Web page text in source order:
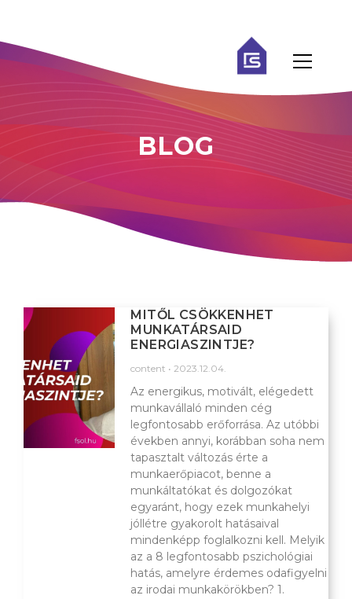
BLOG
MITŐL CSÖKKENHET
MUNKATÁRSAID
ENERGIASZINTJE?
content 2023.12.04.
Az energikus, motivált, elégedett
munkavállaló minden cég
legfontosabb erőforrása. Az utóbbi
években annyi, korábban soha nem
tapasztalt változás érte a
munkaerőpiacot, benne a
munkáltatókat és dolgozókat
egyaránt, hogy ezek munkahelyi
jóllétre gyakorolt hatásaival
mindenképp foglalkozni kell. Melyik
az a 8 legfontosabb pszichológiai
hatás, amelyre érdemes odafigyelni
az irodai munkakörökben? 1.